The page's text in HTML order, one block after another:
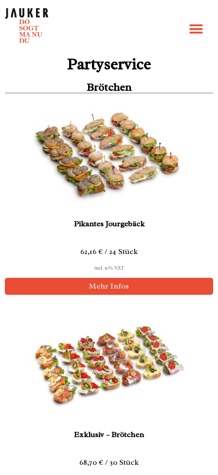
Partyservice
Brötchen
Pikantes Jourgebäck
62,16 € / 24 Stück
incl. 10% VAT
Mehr Infos
Exklusiv – Brötchen
68,70 € / 30 Stück